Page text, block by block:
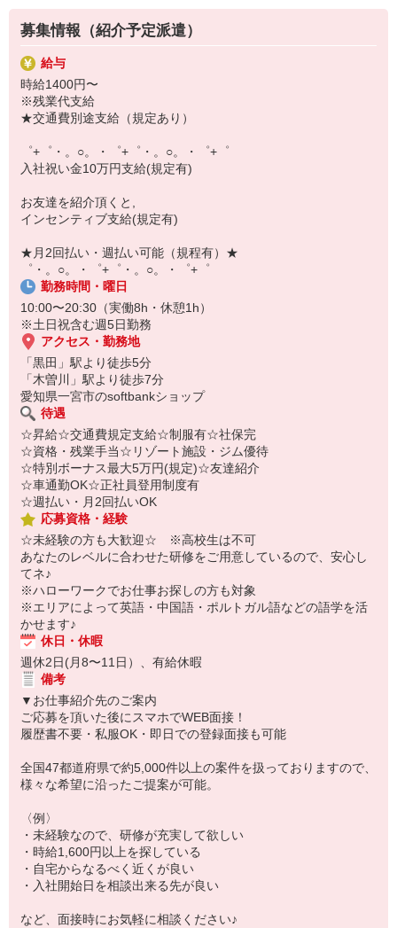
事務、経理、データ入力、コールセンター、受付
▼工場・製造・軽作業系
機械/食品製造・梱包・仕分け・加工・組立・検査
▼美容系
眉毛サロンのアイブロウ・ネイリスト・エステ
▼営業・販売
法人営業・アパレル販売・個別指導塾・人材紹介
▼人気案件も多数♪
短期・期間限定・オープニング・官公庁案件
上場/優良/大手企業など
【スマホ面接実施中】
￣￣￣￣￣￣￣￣￣
自宅に居ながらスマホでカンタン面接OK！
オンライン面談なのでスピード対応。
即日登録もOK♪
気になった方はお気軽にご相談ください！
満足度◎
■携帯やインターネット販売業務
docomo(ドコモ)/au(エーユー)・KDDI/softbank(ソフトバンク)など
の大手キャリアから
ワイモバイル(Y!mobille)、楽天モバイル、UQなど格安スマホまで幅
広く紹介可能♪
募集情報（紹介予定派遣）
給与
時給1400円〜
※残業代支給
★交通費別途支給（規定あり）
゜+゜・。○。・゜+゜・。○。・゜+゜
入社祝い金10万円支給(規定有)
お友達を紹介頂くと,
インセンティブ支給(規定有)
★月2回払い・週払い可能（規程有）★
゜・。○。・゜+゜・。○。・゜+゜
勤務時間・曜日
10:00〜20:30（実働8h・休憩1h）
※土日祝含む週5日勤務
アクセス・勤務地
「黒田」駅より徒歩5分
「木曽川」駅より徒歩7分
愛知県一宮市のsoftbankショップ
待遇
☆昇給☆交通費規定支給☆制服有☆社保完
☆資格・残業手当☆リゾート施設・ジム優待
☆特別ボーナス最大5万円(規定)☆友達紹介
☆車通勤OK☆正社員登用制度有
☆週払い・月2回払いOK
応募資格・経験
☆未経験の方も大歓迎☆ ※高校生は不可
あなたのレベルに合わせた研修をご用意しているので、安心し
てネ♪
※ハローワークでお仕事お探しの方も対象
※エリアによって英語・中国語・ポルトガル語などの語学を活
かせます♪
休日・休暇
週休2日(月8〜11日）、有給休暇
備考
▼お仕事紹介先のご案内
ご応募を頂いた後にスマホでWEB面接！
履歴書不要・私服OK・即日での登録面接も可能
全国47都道府県で約5,000件以上の案件を扱っておりますので、
様々な希望に沿ったご提案が可能。
〈例〉
・未経験なので、研修が充実して欲しい
・時給1,600円以上を探している
・自宅からなるべく近くが良い
・入社開始日を相談出来る先が良い
など、面接時にお気軽に相談ください♪